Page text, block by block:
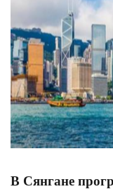
В Сянгане